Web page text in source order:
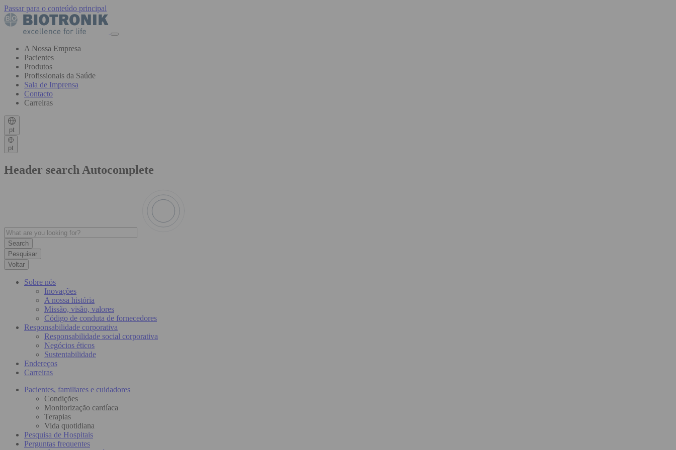
Passar para o conteúdo principal
A Nossa Empresa
Pacientes
Produtos
Profissionais da Saúde
Sala de Imprensa
Contacto
Carreiras
pt
pt
Header search Autocomplete
Pesquisar
Voltar
Sobre nós
Inovações
A nossa história
Missão, visão, valores
Código de conduta de fornecedores
Responsabilidade corporativa
Responsabilidade social corporativa
Negócios éticos
Sustentabilidade
Endereços
Carreiras
Pacientes, familiares e cuidadores
Condições
Monitorização cardíaca
Terapias
Vida quotidiana
Pesquisa de Hospitais
Perguntas frequentes